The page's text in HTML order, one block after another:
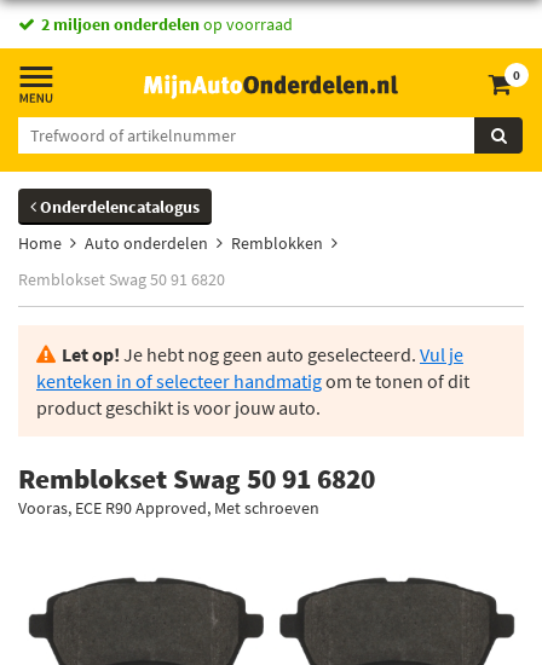
2 miljoen onderdelenop voorraad
0
Onderdelencatalogus
Home
Auto onderdelen
Remblokken
Remblokset Swag 50 91 6820
Let op! Je hebt nog geen auto geselecteerd. Vul je
kenteken in of selecteer handmatigom te tonen of dit
product geschikt is voor jouw auto.
Remblokset Swag 50 91 6820
Vooras, ECE R90 Approved, Met schroeven